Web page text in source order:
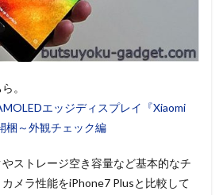
。
エッジディスプレイ『Xiaomi
梱～外観チェック編
ストレージ空き容量など基本的なチ
メラ性能をiPhone7 Plusと比較して